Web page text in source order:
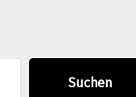
Suchen